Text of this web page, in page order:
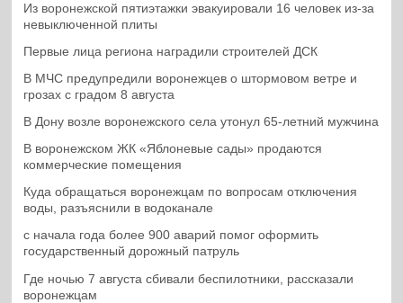
Из воронежской пятиэтажки эвакуировали 16 человек из-за
невыключенной плиты
Первые лица региона наградили строителей ДСК
В МЧС предупредили воронежцев о штормовом ветре и
грозах с градом 8 августа
В Дону возле воронежского села утонул 65-летний мужчина
В воронежском ЖК «Яблоневые сады» продаются
коммерческие помещения
Куда обращаться воронежцам по вопросам отключения
воды, разъяснили в водоканале
с начала года более 900 аварий помог оформить
государственный дорожный патруль
Где ночью 7 августа сбивали беспилотники, рассказали
воронежцам